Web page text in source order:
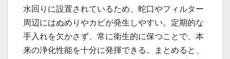
水回りに設置されているため、蛇口やフィルター
周辺にはぬめりやカビが発生しやすい。定期的な
手入れを欠かさず、常に衛生的に保つことで、本
来の浄化性能を十分に発揮できる。まとめると、